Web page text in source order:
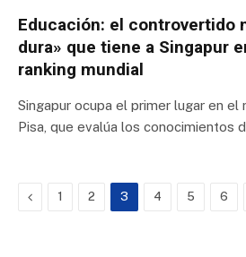
Educación: el controvertido
dura» que tiene a Singapur
ranking mundial
Singapur ocupa el primer lugar en el
Pisa, que evalúa los conocimientos
Previous
1 2 3 4 5 6